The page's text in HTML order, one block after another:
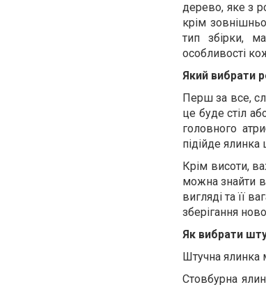
дерево, яке з
крім
тип збірки,
особливості
Який вибрати
Перш за все,
це буде стіл
головного
підійде
Крім висоти,
можна знайти
вигляді та її
зберігання
Як вибрати
Штучна ялинка
Стовбурна